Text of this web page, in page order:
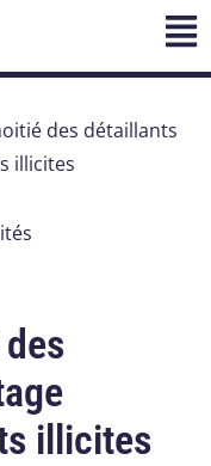
des détaillants
illicites
illicites